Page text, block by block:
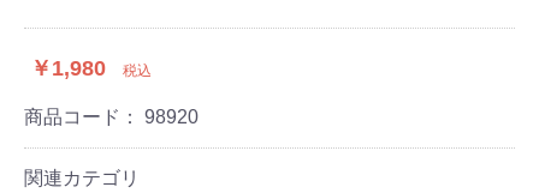
￥1,980 税込
商品コード： 98920
関連カテゴリ